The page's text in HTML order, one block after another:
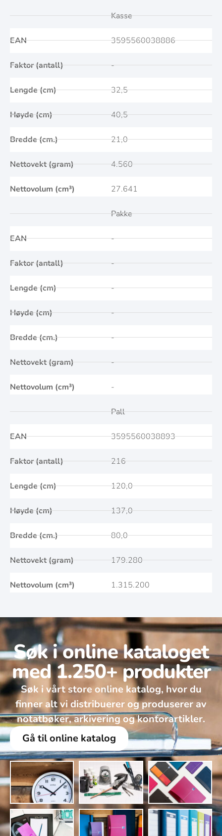
EAN
Faktor (antall)
Lengde (cm)
Høyde (cm)
Bredde (cm.)
Nettovekt (gram)
Nettovolum (cm³)
Kasse
3595560038886
-
32,5
40,5
21,0
4.560
27.641
EAN
Faktor (antall)
Lengde (cm)
Høyde (cm)
Bredde (cm.)
Nettovekt (gram)
Nettovolum (cm³)
Pakke
-
-
-
-
-
-
-
EAN
Faktor (antall)
Lengde (cm)
Høyde (cm)
Bredde (cm.)
Nettovekt (gram)
Nettovolum (cm³)
Pall
3595560038893
216
120,0
137,0
80,0
179.280
1.315.200
Søk i online kataloget
med 1.250+ produkter
Søk i vårt store online katalog, hvor du
finner alt vi distribuerer og produserer av
notatbøker, arkivering og kontorartikler.
Gå til online katalog